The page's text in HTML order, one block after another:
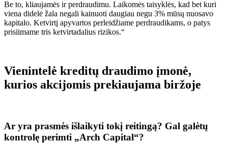
Be to, kliaujamės ir perdraudimu. Laikomės taisyklės, kad bet kuri
viena didelė žala negali kainuoti daugiau negu 3% mūsų nuosavo
kapitalo. Ketvirtį apyvartos perleidžiame perdraudikams, o patys
prisiimame tris ketvirtadalius rizikos.“
Vienintelė kreditų draudimo įmonė,
kurios akcijomis prekiaujama biržoje
Ar yra prasmės išlaikyti tokį reitingą? Gal galėtų
kontrolę perimti „Arch Capital“?